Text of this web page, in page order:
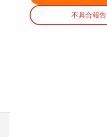
不具合報告